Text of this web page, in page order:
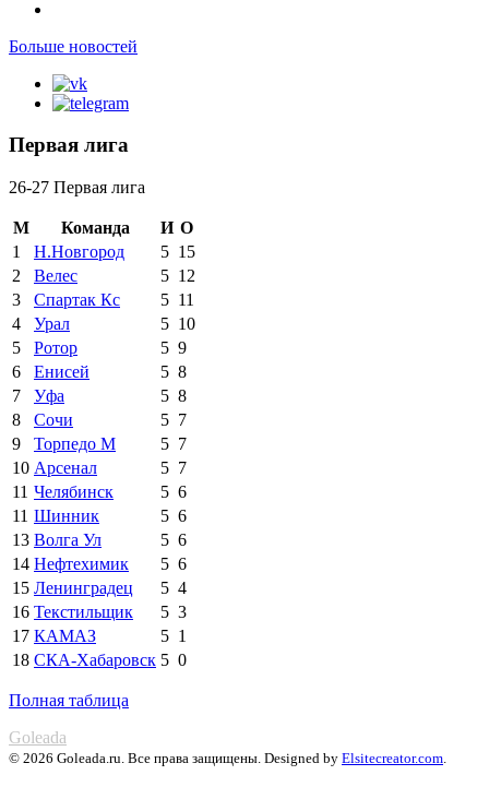
Больше новостей
Первая лига
26-27 Первая лига
М Команда И О
1
Н.Новгород 5 15
2
Велес 5 12
3
Спартак Кс 5 11
4
Урал 5 10
5
Ротор 5 9
6
Енисей 5 8
7
Уфа 5 8
8
Сочи 5 7
9
Торпедо М 5 7
10 Арсенал 5 7
11 Челябинск 5 6
11 Шинник 5 6
13 Волга Ул 5 6
14 Нефтехимик 5 6
15 Ленинградец 5 4
16 Текстильщик 5 3
17 КАМАЗ 5 1
18 СКА-Хабаровск 5 0
Полная таблица
Goleada
© 2026 Goleada.ru. Все права защищены. Designed by Elsitecreator.com.